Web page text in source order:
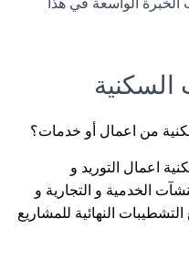
من اعمال أو خدمات؟
اعمال التوريد و
الخدمية و التجارية و
النهائية للمشاريع